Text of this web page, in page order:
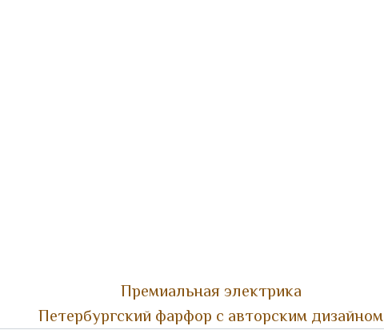
Премиальная электрика
Петербургский фарфор с авторским дизайном